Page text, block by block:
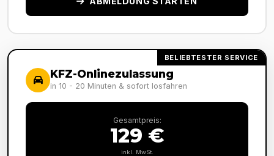
BELIEBTESTER SERVICE
KFZ-Onlinezulassung
in 10 - 20 Minuten & sofort losfahren
Gesamtpreis:
129 €
inkl. MwSt.